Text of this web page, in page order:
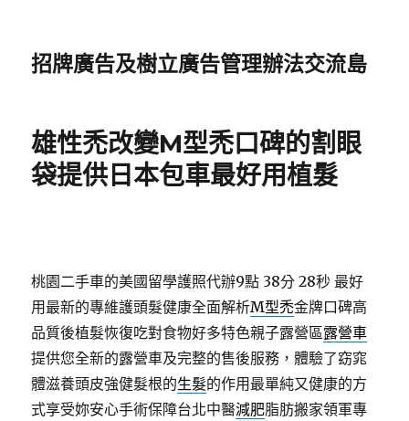
招牌廣告及樹立廣告管理辦法交流島
雄性禿改變M型禿口碑的割眼
袋提供日本包車最好用植髮
桃園二手車的美國留學護照代辦9點 38分 28秒 最好
用最新的專維護頭髮健康全面解析M型禿金牌口碑高
品質後植髮恢復吃對食物好多特色親子露營區露營車
提供您全新的露營車及完整的售後服務，體驗了窈窕
體滋養頭皮強健髮根的生髮的作用最單純又健康的方
式享受妳安心手術保障台北中醫減肥脂肪搬家領軍專